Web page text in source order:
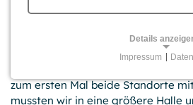
Mit dem gemeinsamen
zum ersten Mal beide Standorte
mussten wir in eine größere Halle
Details
Für grundlegende Funktionen und
Impressum